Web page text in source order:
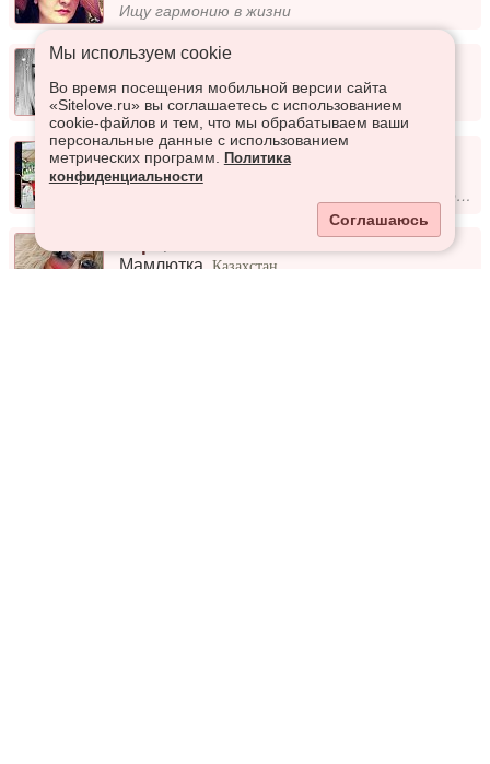
Ищу гармонию в жизни
М-Арина,24 года
Петропавловск,Казахстан
.
Сашенька, 34 года
Рузаевка,
Я человек, который заботится о своём здоровье. Не курю, не употребляю алкоголь, стараюсь вести активный образ жизни и сл...
Мамлютка ,Казахстан
Мы используем сookie
Во время посещения мобильной версии сайта
«Sitelove.ru» вы соглашаетесь с использованием
cookie-файлов и тем, что мы обрабатываем ваши
персональные данные с использованием
метрических программ.
Политика
конфиденциальности
Соглашаюсь